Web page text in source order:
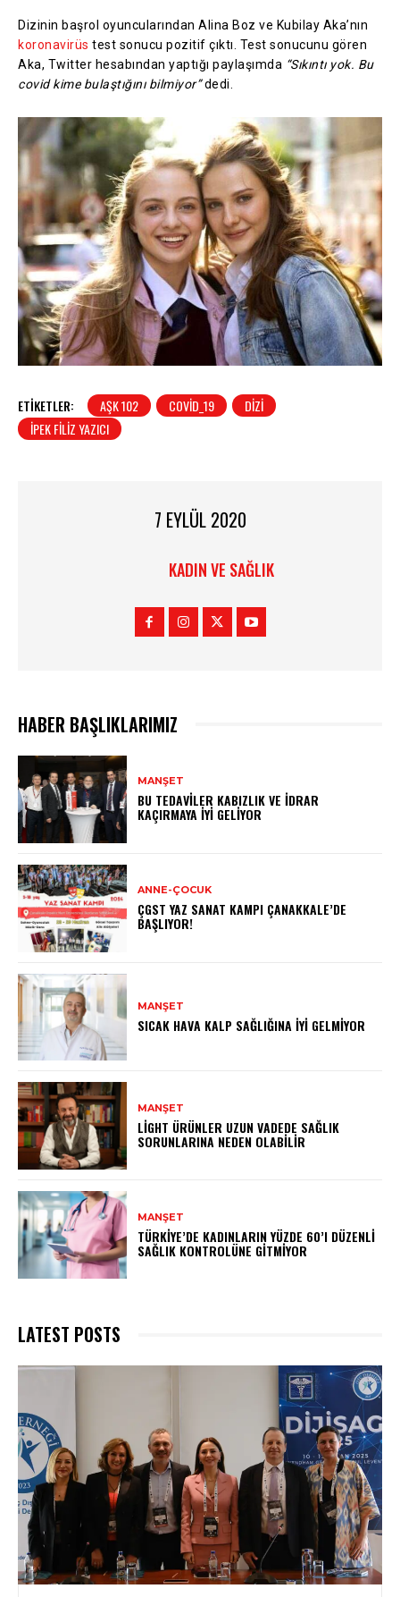
Dizinin başrol oyuncularından Alina Boz ve Kubilay Aka’nın
koronavirüs test sonucu pozitif çıktı. Test sonucunu gören
Aka, Twitter hesabından yaptığı paylaşımda “Sıkıntı yok. Bu
covid kime bulaştığını bilmiyor”dedi.
ETIKETLER: AŞK 102 COVID_19
DIZI
İPEK FILIZ YAZICI
7 EYLÜL 2020
KADIN VE SAĞLIK
HABER BAŞLIKLARIMIZ
MANŞET
BU TEDAVILER KABIZLIK VE İDRAR
KAÇIRMAYA İYI GELIYOR
ANNE-ÇOCUK
ÇGST YAZ SANAT KAMPI ÇANAKKALE’DE
BAŞLIYOR!
MANŞET
SICAK HAVA KALP SAĞLIĞINA İYI GELMIYOR
MANŞET
LIGHT ÜRÜNLER UZUN VADEDE SAĞLIK
SORUNLARINA NEDEN OLABILIR
MANŞET
TÜRKIYE’DE KADINLARIN YÜZDE 60’I DÜZENLI
SAĞLIK KONTROLÜNE GITMIYOR
LATEST POSTS